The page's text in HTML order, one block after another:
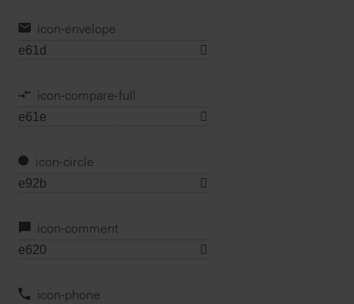
icon-envelope
icon-compare-full
icon-circle
icon-comment
icon-phone